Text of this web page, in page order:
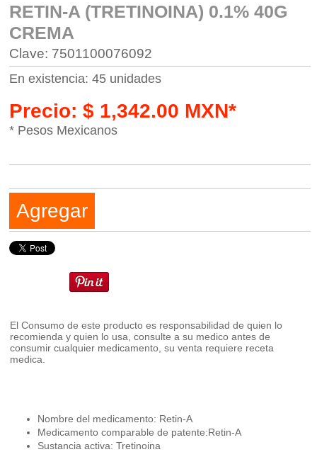
RETIN-A (TRETINOINA) 0.1% 40G
CREMA
Clave: 7501100076092
En existencia: 45 unidades
Precio: $ 1,342.00 MXN*
* Pesos Mexicanos
Agregar
El Consumo de este producto es responsabilidad de quien lo
recomienda y quien lo usa, consulte a su medico antes de
consumir cualquier medicamento, su venta requiere receta
medica.
Nombre del medicamento: Retin-A
Medicamento comparable de patente:Retin-A
Sustancia activa: Tretinoina